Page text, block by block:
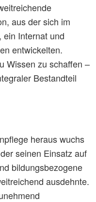
aus der sich im
ein Internat und
entwickelten.
Wissen zu schaffen –
Bestandteil
heraus wuchs
seinen Einsatz auf
bildungsbezogene
ausdehnte.